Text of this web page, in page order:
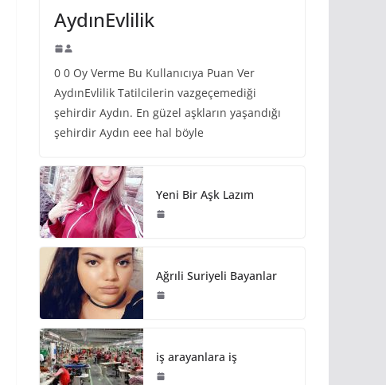
AydınEvlilik
0 0 Oy Verme Bu Kullanıcıya Puan Ver
AydınEvlilik Tatilcilerin vazgeçemediği
şehirdir Aydın. En güzel aşkların yaşandığı
şehirdir Aydın eee hal böyle
Yeni Bir Aşk Lazım
Ağrıli Suriyeli Bayanlar
iş arayanlara iş